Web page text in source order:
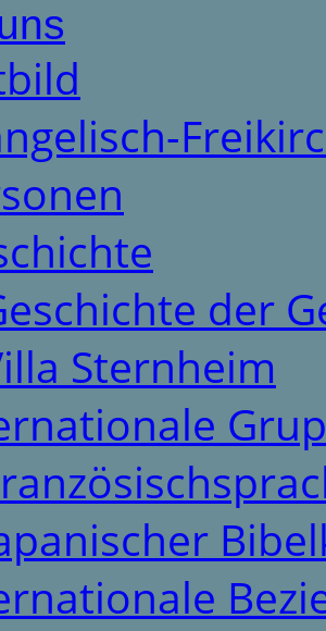
der
Sternheim